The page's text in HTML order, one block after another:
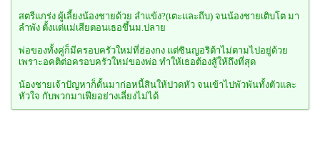
สตรีแกร่ง ผู้เลี้ยงน้องชายด้วย ลำแข้ง?(เตะและถีบ) จนน้องชายเติบโต มา
ลำพัง ตั้งแต่แม่เสียตอนเธอขึ้นม.ปลาย
พ่อของทั้งคู่ก็มีครอบครัวใหม่ที่ฮ่องกง แต่ซินญอริต้าไม่ตามไปอยู่ด้วย
เพราะอคติต่อครอบครัวใหม่ของพ่อ ทำให้เธอต้องสู้ให้ถึงที่สุด
น้องชายเจ้าปัญหาก็ดั้นมาก่อหนี้สินให้ปวดหัว จนเข้าไปพัวพันทั้งตัวและ
หัวใจ กับพวกมาเฟียอย่างเลี่ยงไม่ได้